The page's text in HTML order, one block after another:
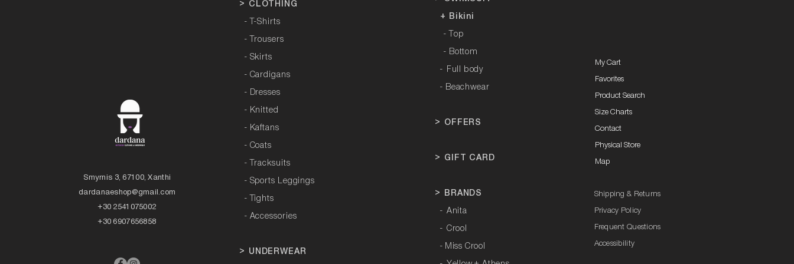
Smyrnis 3, 67100, Xanthi
dardanaeshop@gmail.com
+30 2541075002
+30 6907656858
> CLOTHING
- T-Shirts
- Trousers
- Skirts
- Cardigans
- Dresses
- Knitted
- Kaftans
- Coats
- Tracksuits
- Sports Leggings
- Tights
- Accessories
> UNDERWEAR
+ Bikini
- Top
- Bottom
- Full body
- Beachwear
> OFFERS
> GIFT CARD
> BRANDS
- Anita
- Crool
- Miss Crool
My Cart
Favorites
Product Search
Size Charts
Contact
Physical Store
Map
Shipping & Returns
Privacy Policy
Frequent Questions
Accessibility